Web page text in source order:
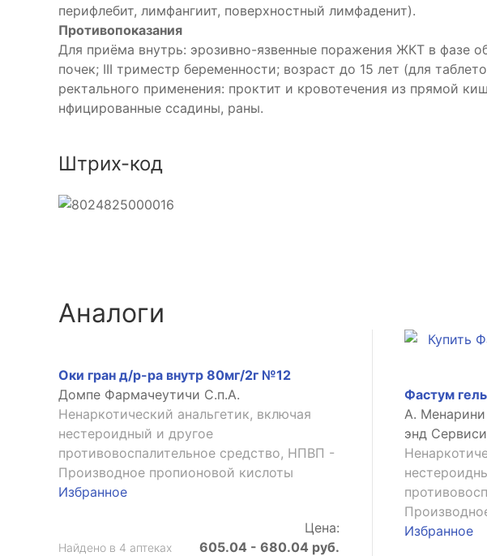
перифлебит, лимфангиит, поверхностный лимфаденит).
Противопоказания
Для приёма внутрь: эрозивно-язвенные поражения ЖКТ в фазе
почек; III триместр беременности; возраст до 15 лет (для
ректального применения: проктит и кровотечения из прямой
нфицированные ссадины, раны.
Штрих-код
Аналоги
Оки гран д/р-ра внутр 80мг/2г №12
Домпе Фармачеутичи С.п.А.
Ненаркотический анальгетик, включая
нестероидный и другое
противовоспалительное средство, НПВП -
Производное пропионовой кислоты
Избранное
Цена:
Найдено в 4 аптеках 605.04 - 680.04 руб.
Фастум
А.
энд
Избранное